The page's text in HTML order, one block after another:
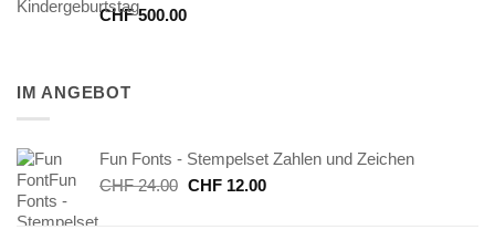
CHF500.00
IM ANGEBOT
Fun Fonts - Stempelset Zahlen und Zeichen
CHF24.00 Ursprünglicher
CHF12.00Aktueller